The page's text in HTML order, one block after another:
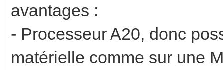
avantages :
- Processeur A20, donc
matérielle comme sur une